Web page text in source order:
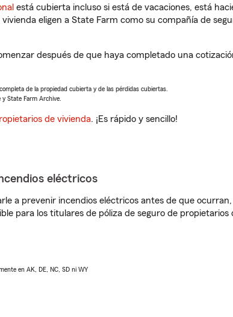
está cubierta incluso si está de vacaciones, está
eligen a State Farm como su compañía de
después de que haya completado una
de la propiedad cubierta y de las pérdidas cubiertas.
State Farm Archive.
de vivienda. ¡Es rápido y sencillo!
eléctricos
a prevenir incendios eléctricos antes de que
para los titulares de póliza de seguro de
en AK, DE, NC, SD ni WY